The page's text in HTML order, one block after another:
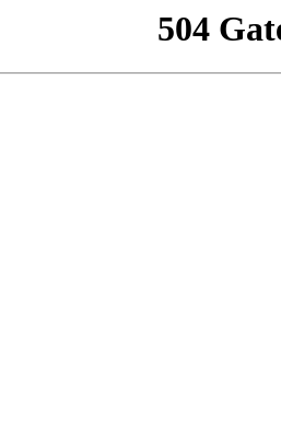
504